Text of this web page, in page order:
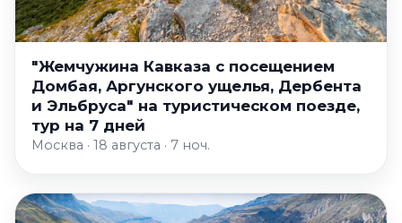
"Жемчужина Кавказа с посещением
Домбая, Аргунского ущелья, Дербента
и Эльбруса" на туристическом поезде,
тур на 7 дней
Москва · 18 августа · 7 ноч.